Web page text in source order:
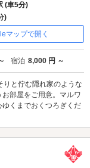
(車5分)
)
マップで開く
宿泊 8,000 円 ～
りと佇む隠れ家のような
部屋をご用意。マルワ
くまでおくつろぎくだ